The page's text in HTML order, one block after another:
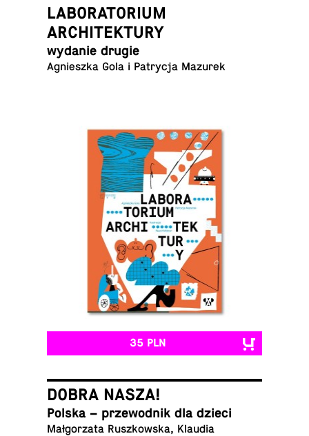
LABORATORIUM
ARCHITEKTURY
wydanie drugie
Ag­nieszka Gola i Pa­trycja Mazurek
35 PLN
DOBRA NASZA!
Polska – prze­wod­nik dla dzieci
Małgorzata Ruszkowska, Klaudia